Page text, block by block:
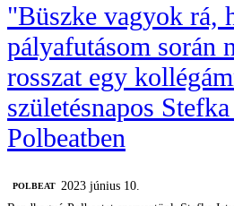
"Büszke vagyok rá,
pályafutásom során
rosszat egy
születésnapos
Polbeatben
‎POLBEAT
2023 június 10.